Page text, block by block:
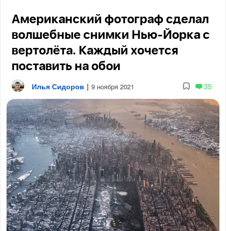
Американский фотограф сделал
волшебные снимки Нью-Йорка с
вертолёта. Каждый хочется
поставить на обои
Илья Сидоров | 9 ноября 2021 35